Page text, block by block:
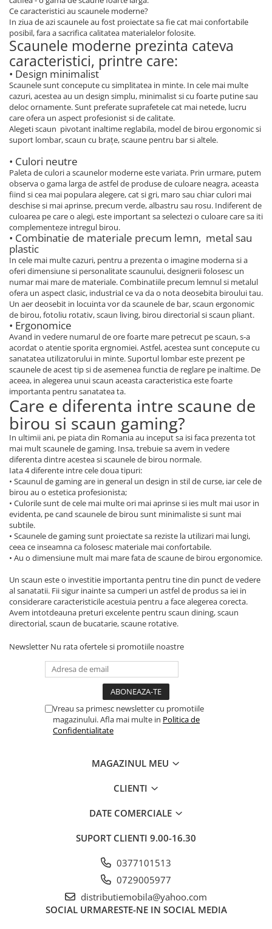
Ce caracteristici au scaunele moderne?
In ziua de azi scaunele au fost proiectate sa fie cat mai confortabile
posibil, fara a sacrifica calitatea materialelor folosite.
Scaunele moderne prezinta cateva
caracteristici, printre care:
• Design minimalist
Scaunele sunt concepute cu simplitatea in minte. In cele mai multe
cazuri, acestea au un design simplu, minimalist si cu foarte putine sau
deloc ornamente. Sunt preferate suprafetele cat mai netede, lucru
care ofera un aspect profesionist si de calitate.
Alegeti scaun pivotant inaltime reglabila, model de birou ergonomic si
suport lombar, scaun cu brațe, scaune pentru bar si altele.
• Culori neutre
Paleta de culori a scaunelor moderne este variata. Prin urmare, putem
observa o gama larga de astfel de produse de culoare neagra, aceasta
fiind si cea mai populara alegere, cat si gri, maro sau chiar culori mai
deschise si mai aprinse, precum verde, albastru sau rosu. Indiferent de
culoarea pe care o alegi, este important sa selectezi o culoare care sa iti
complementeze intregul birou.
• Combinatie de materiale precum lemn, metal sau
plastic
In cele mai multe cazuri, pentru a prezenta o imagine moderna si a
oferi dimensiune si personalitate scaunului, designerii folosesc un
numar mai mare de materiale. Combinatiile precum lemnul si metalul
ofera un aspect clasic, industrial ce va da o nota deosebita biroului tau.
Un aer deosebit in locuinta vor da scaunele de bar, scaun ergonomic
de birou, fotoliu rotativ, scaun living, birou directorial si scaun pliant.
• Ergonomice
Avand in vedere numarul de ore foarte mare petrecut pe scaun, s-a
acordat o atentie sporita ergnomiei. Astfel, acestea sunt concepute cu
sanatatea utilizatorului in minte. Suportul lombar este prezent pe
scaunele de acest tip si de asemenea functia de reglare pe inaltime. De
aceea, in alegerea unui scaun aceasta caracteristica este foarte
importanta pentru sanatatea ta.
Care e diferenta intre scaune de
birou si scaun gaming?
In ultimii ani, pe piata din Romania au inceput sa isi faca prezenta tot
mai mult scaunele de gaming. Insa, trebuie sa avem in vedere
diferenta dintre acestea si scaunele de birou normale.
Iata 4 diferente intre cele doua tipuri:
• Scaunul de gaming are in general un design in stil de curse, iar cele de
birou au o estetica profesionista;
• Culorile sunt de cele mai multe ori mai aprinse si ies mult mai usor in
evidenta, pe cand scaunele de birou sunt minimaliste si sunt mai
subtile.
• Scaunele de gaming sunt proiectate sa reziste la utilizari mai lungi,
ceea ce inseamna ca folosesc materiale mai confortabile.
• Au o dimensiune mult mai mare fata de scaune de birou ergonomice.
Un scaun este o investitie importanta pentru tine din punct de vedere
al sanatatii. Fii sigur inainte sa cumperi un astfel de produs sa iei in
considerare caracteristicile acestuia pentru a face alegerea corecta.
Avem intotdeauna preturi excelente pentru scaun dining, scaun
directorial, scaun de bucatarie, scaune rotative.
Newsletter Nu rata ofertele si promotiile noastre
Vreau sa primesc newsletter cu promotiile
magazinului. Afla mai multe in Politica de
Confidentialitate
MAGAZINUL MEU
CLIENTI
DATE COMERCIALE
SUPORT CLIENTI 9.00-16.30
0377101513
0729005977
distributiemobila@yahoo.com
SOCIAL URMARESTE-NE IN SOCIAL MEDIA